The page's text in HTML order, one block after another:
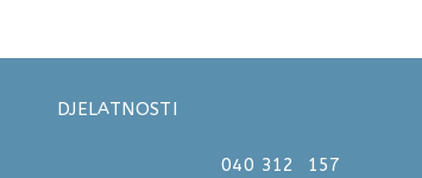
DJELATNOSTI
040 312 157